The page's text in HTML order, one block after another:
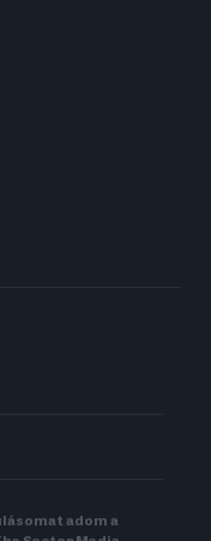
adom a